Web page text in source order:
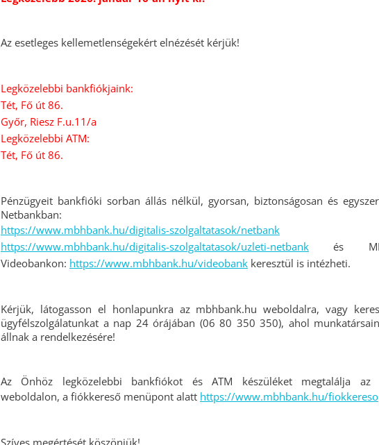
Az esetleges kellemetlenségekért elnézését kérjük!
Legközelebbi bankfiókjaink:
Tét, Fő út 86.
Győr, Riesz F.u.11/a
Legközelebbi ATM:
Tét, Fő út 86.
Pénzügyeit bankfióki sorban állás nélkül, gyorsan, biztonságosan és
Netbankban:
https://www.mbhbank.hu/digitalis-szolgaltatasok/netbank
https://www.mbhbank.hu/digitalis-szolgaltatasok/uzleti-netbank és
Videobankon: https://www.mbhbank.hu/videobank keresztül is intézheti.
Kérjük, látogasson el honlapunkra az mbhbank.hu weboldalra, vagy
ügyfélszolgálatunkat a nap 24 órájában (06 80 350 350), ahol
állnak a rendelkezésére!
Az Önhöz legközelebbi bankfiókot és ATM készüléket megtalálja az
weboldalon, a fiókkereső menüpont alatt https://www.mbhbank.hu/fiokkereso